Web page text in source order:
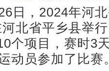
，2024年河北
北省平乡县举
个项目，赛时3
动员参加了比赛